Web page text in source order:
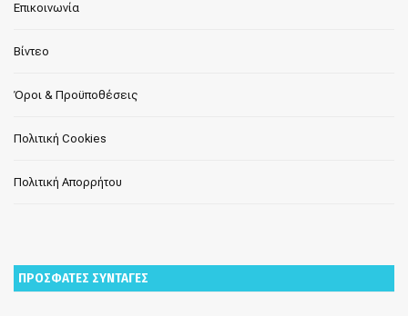
Επικοινωνία
Βίντεο
Όροι & Προϋποθέσεις
Πολιτική Cookies
Πολιτική Απορρήτου
ΠΡΟΣΦΑΤΕΣ ΣΥΝΤΑΓΕΣ